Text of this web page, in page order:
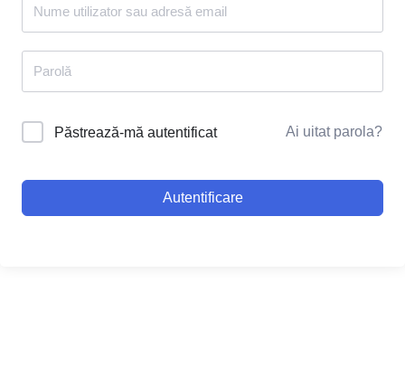
Păstrează-mă autentificat Ai uitat parola?
Autentificare